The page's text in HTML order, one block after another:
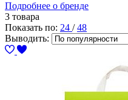
Подробнее о бренде
3 товара
Показать по: 24 /48
Выводить: